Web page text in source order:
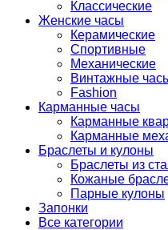
Классические
Женские часы
Керамические
Спортивные
Механические
Винтажные
Fashion
Карманные часы
Карманные
Карманные
Браслеты и кулоны
Браслеты из
Кожаные
Парные кулоны
Запонки
Все категории